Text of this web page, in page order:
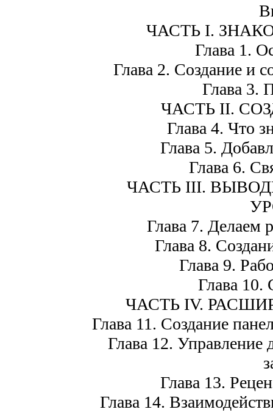
ЧАСТЬ I.
Глава 1.
Глава 2. Создание и
Глава 3.
ЧАСТЬ II.
Глава 4. Что
Глава 5.
Глава 6.
ЧАСТЬ III.
Глава 7. Делаем
Глава 8.
Глава 9.
Глава 10.
ЧАСТЬ IV.
Глава 11. Создание
Глава 12.
Глава 13.
Глава 14.